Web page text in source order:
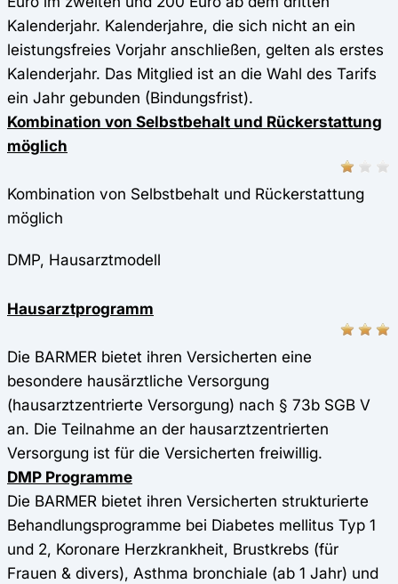
Kalenderjahr. Kalenderjahre, die sich nicht an ein
leistungsfreies Vorjahr anschließen, gelten als erstes
Kalenderjahr. Das Mitglied ist an die Wahl des Tarifs
ein Jahr gebunden (Bindungsfrist).
Kombination von Selbstbehalt und Rückerstattung
möglich
Kombination von Selbstbehalt und Rückerstattung
möglich
DMP, Hausarztmodell
Hausarztprogramm
Die BARMER bietet ihren Versicherten eine
besondere hausärztliche Versorgung
(hausarztzentrierte Versorgung) nach § 73b SGB V
an. Die Teilnahme an der hausarztzentrierten
Versorgung ist für die Versicherten freiwillig.
DMP Programme
Die BARMER bietet ihren Versicherten strukturierte
Behandlungsprogramme bei Diabetes mellitus Typ 1
und 2, Koronare Herzkrankheit, Brustkrebs (für
Frauen & divers), Asthma bronchiale (ab 1 Jahr) und